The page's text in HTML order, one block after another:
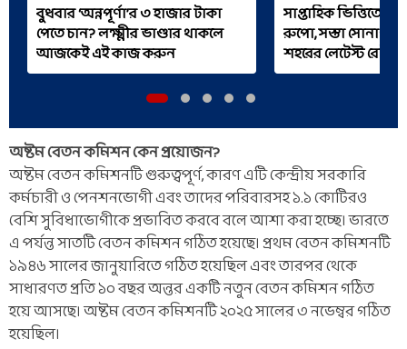
বুধবার ‘অন্নপূর্ণা’র ৩ হাজার টাকা
পেতে চান? লক্ষ্মীর ভাণ্ডার থাকলে
আজকেই এই কাজ করুন
সাপ্তাহিক ভিত্তিতে
রুপো, সস্তা সোনাও,
শহরের লেটেস্ট রেট
অষ্টম বেতন কমিশন কেন প্রয়োজন?
অষ্টম বেতন কমিশনটি গুরুত্বপূর্ণ, কারণ এটি কেন্দ্রীয় সরকারি
কর্মচারী ও পেনশনভোগী এবং তাদের পরিবারসহ ১.১ কোটিরও
বেশি সুবিধাভোগীকে প্রভাবিত করবে বলে আশা করা হচ্ছে। ভারতে
এ পর্যন্ত সাতটি বেতন কমিশন গঠিত হয়েছে। প্রথম বেতন কমিশনটি
১৯৪৬ সালের জানুয়ারিতে গঠিত হয়েছিল এবং তারপর থেকে
সাধারণত প্রতি ১০ বছর অন্তর একটি নতুন বেতন কমিশন গঠিত
হয়ে আসছে। অষ্টম বেতন কমিশনটি ২০২৫ সালের ৩ নভেম্বর গঠিত
হয়েছিল।